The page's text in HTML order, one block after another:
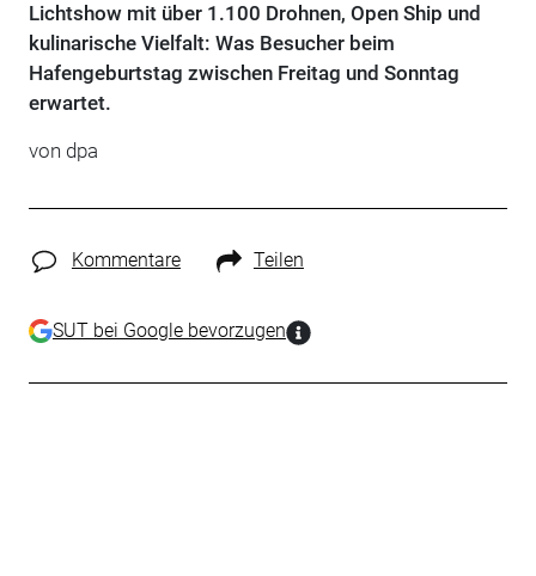
Lichtshow mit über 1.100 Drohnen, Open Ship und
kulinarische Vielfalt: Was Besucher beim
Hafengeburtstag zwischen Freitag und Sonntag
erwartet.
von dpa
Kommentare Teilen
SUT bei Google bevorzugen